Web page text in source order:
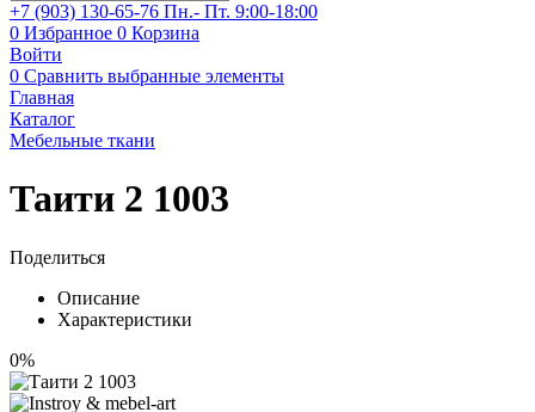
+7 (903) 130-65-76 Пн.- Пт. 9:00-18:00
0 Избранное 0 Корзина
Войти
0 Сравнить выбранные элементы
Главная
Каталог
Мебельные ткани
Таити 2 1003
Поделиться
Описание
Характеристики
0%